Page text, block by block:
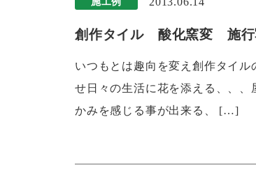
創作タイル 酸化窯変 施行
いつもとは趣向を変え創作タイ
せ日々の生活に花を添える、、
かみを感じる事が出来る、 […]